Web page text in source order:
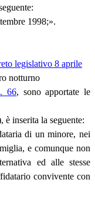
1998;».
legislativo 8 aprile
notturno
66, sono apportate le
è inserita la seguente:
di un minore, nei
e comunque non
ed alle stesse
convivente con